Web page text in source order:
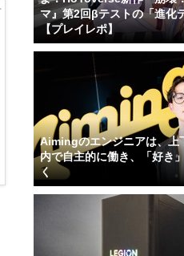
マ』第2回βテストの「進化
【プレイレポ】
Aimingのエンジニアは、上
内で自主的に働き、「好き
く